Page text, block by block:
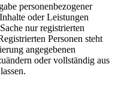
personenbezogener
oder Leistungen
nur registrierten
Personen steht
angegebenen
oder vollständig aus